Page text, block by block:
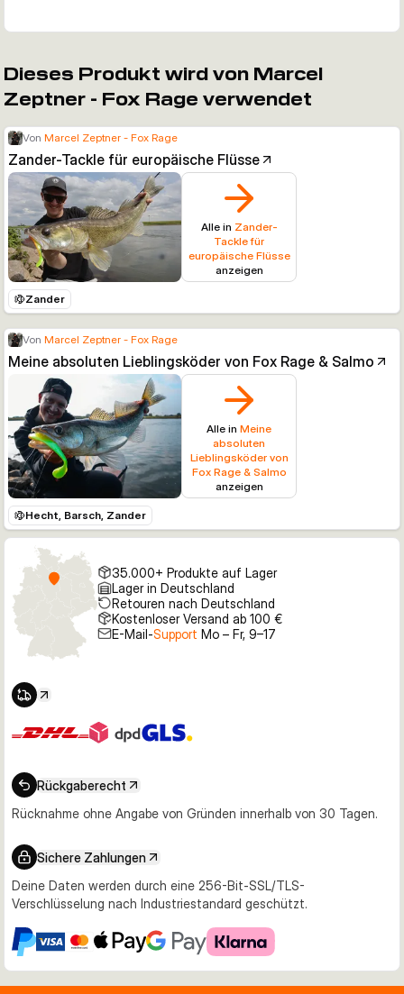
Dieses Produkt wird von Marcel
Zeptner - Fox Rage verwendet
Von Marcel Zeptner - Fox Rage
Zander-Tackle für europäische Flüsse
Alle in Zander-
Tackle für
europäische Flüsse
anzeigen
Zander
Von Marcel Zeptner - Fox Rage
Meine absoluten Lieblingsköder von Fox Rage & Salmo
Alle in Meine
absoluten
Lieblingsköder von
Fox Rage & Salmo
anzeigen
Hecht, Barsch, Zander
35.000+ Produkte auf Lager
Lager in Deutschland
Retouren nach Deutschland
Kostenloser Versand ab 100 €
E-Mail-Support Mo – Fr, 9–17
Rückgaberecht
Rücknahme ohne Angabe von Gründen innerhalb von 30 Tagen.
Sichere Zahlungen
Deine Daten werden durch eine 256-Bit-SSL/TLS-
Verschlüsselung nach Industriestandard geschützt.